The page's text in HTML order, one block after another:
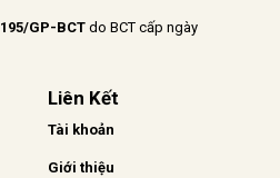
195/GP-BCT do BCT cấp ngày
Liên Kết
Tài khoản
Giới thiệu